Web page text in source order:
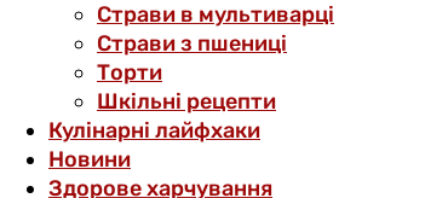
Страви в мультиварці
Страви з пшениці
Торти
Шкільні рецепти
Кулінарні лайфхаки
Новини
Здорове харчування